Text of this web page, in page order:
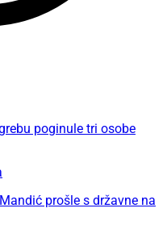
poginule tri osobe
prošle s državne na